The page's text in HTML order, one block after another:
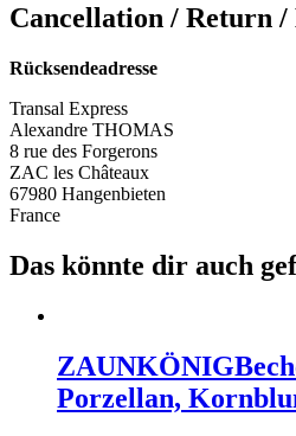
Cancellation / Return /
Rücksendeadresse
Transal Express
Alexandre THOMAS
8 rue des Forgerons
ZAC les Châteaux
67980 Hangenbieten
France
Das könnte dir auch
ZAUNKÖNIG
Porzellan,